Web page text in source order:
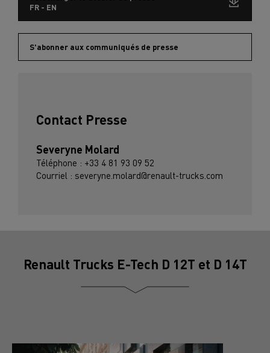
FR - EN
S'abonner aux communiqués de presse
Contact Presse
Severyne Molard
Téléphone : +33 4 81 93 09 52
Courriel : severyne.molard@renault-trucks.com
Renault Trucks E-Tech D 12T et D 14T